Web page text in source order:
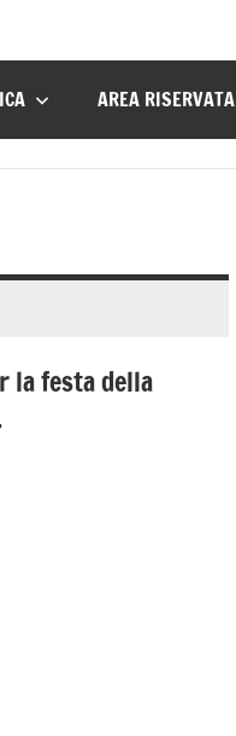
AREA RISERVATA
la festa della